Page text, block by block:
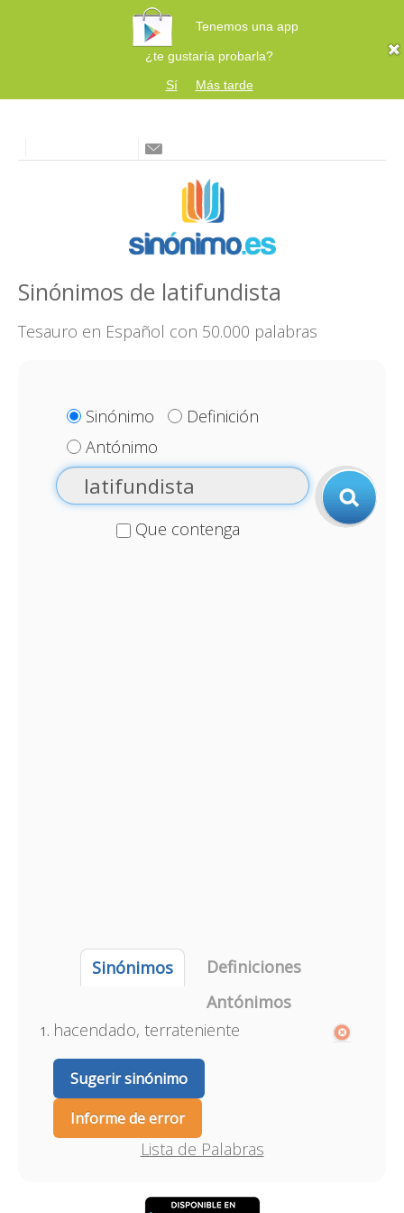
Tenemos una app
¿te gustaría probarla?
Sí
Más tarde
Sinónimos de latifundista
Tesauro en Español con 50.000 palabras
Sinónimo
Definición
Antónimo
Que contenga
Sinónimos
Definiciones
Antónimos
hacendado, terrateniente
Sugerir sinónimo
Informe de error
Lista de Palabras